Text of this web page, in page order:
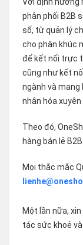
phân phối B2B
số, từ quản lý
cho phân khúc
để kết nối trực
cũng như kết
ngành và mang
nhân hóa
Theo đó,
hàng bán lẻ
Mọi thắc mắc
Một lần nữa,
tác sức khoẻ